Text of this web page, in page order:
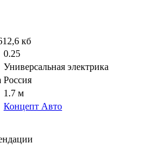
кб
0.25
Универсальная электрика
Россия
1.7 м
Концепт Авто